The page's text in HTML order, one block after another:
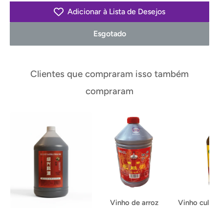
Adicionar à Lista de Desejos
Esgotado
Clientes que compraram isso também
compraram
Vinho de arroz
Vinho